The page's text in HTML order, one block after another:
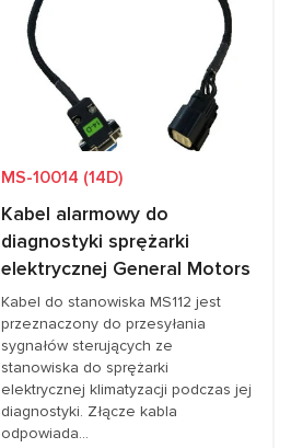
Pokrycie pojazdów
MS-10014 (14D)
Kabel alarmowy do
diagnostyki sprężarki
elektrycznej General Motors
Kabel do stanowiska MS112 jest
przeznaczony do przesyłania
sygnałów sterujących ze
stanowiska do sprężarki
elektrycznej klimatyzacji podczas jej
diagnostyki. Złącze kabla
odpowiada...